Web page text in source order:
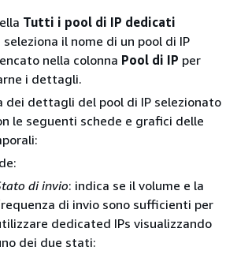
Tutti i pool di IP dedicati
seleziona il nome di un pool di IP
nella colonna Pool di IP per
i dettagli.
dei dettagli del pool di IP selezionato
le seguenti schede e grafici delle
di invio: indica se il volume e la
di invio sono sufficienti per
dedicated IPs visualizzando
dei due stati: